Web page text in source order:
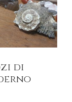
di